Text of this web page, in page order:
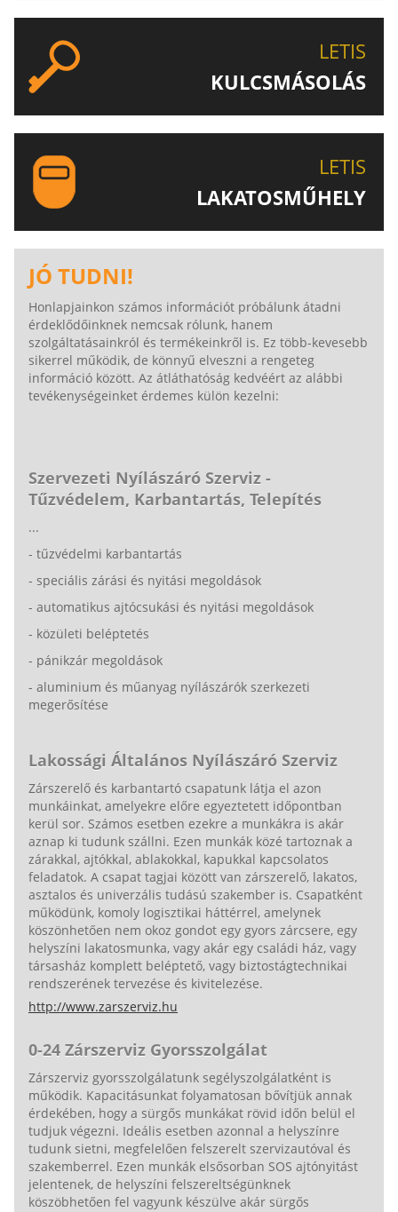
LETIS
KULCSMÁSOLÁS
LETIS
LAKATOSMŰHELY
JÓ TUDNI!
Honlapjainkon számos információt próbálunk átadni
érdeklődőinknek nemcsak rólunk, hanem
szolgáltatásainkról és termékeinkről is. Ez több-kevesebb
sikerrel működik, de könnyű elveszni a rengeteg
információ között. Az átláthatóság kedvéért az alábbi
tevékenységeinket érdemes külön kezelni:
Szervezeti Nyílászáró Szerviz -
Tűzvédelem, Karbantartás, Telepítés
...
- tűzvédelmi karbantartás
- speciális zárási és nyitási megoldások
- automatikus ajtócsukási és nyitási megoldások
- közületi beléptetés
- pánikzár megoldások
- aluminium és műanyag nyílászárók szerkezeti
megerősítése
Lakossági Általános Nyílászáró Szerviz
Zárszerelő és karbantartó csapatunk látja el azon
munkáinkat, amelyekre előre egyeztetett időpontban
kerül sor. Számos esetben ezekre a munkákra is akár
aznap ki tudunk szállni. Ezen munkák közé tartoznak a
zárakkal, ajtókkal, ablakokkal, kapukkal kapcsolatos
feladatok. A csapat tagjai között van zárszerelő, lakatos,
asztalos és univerzális tudású szakember is. Csapatként
működünk, komoly logisztikai háttérrel, amelynek
köszönhetően nem okoz gondot egy gyors zárcsere, egy
helyszíni lakatosmunka, vagy akár egy családi ház, vagy
társasház komplett beléptető, vagy biztostágtechnikai
rendszerének tervezése és kivitelezése.
http://www.zarszerviz.hu
0-24 Zárszerviz Gyorsszolgálat
Zárszerviz gyorsszolgálatunk segélyszolgálatként is
működik. Kapacitásunkat folyamatosan bővítjük annak
érdekében, hogy a sürgős munkákat rövid időn belül el
tudjuk végezni. Ideális esetben azonnal a helyszínre
tudunk sietni, megfelelően felszerelt szervizautóval és
szakemberrel. Ezen munkák elsősorban SOS ajtónyitást
jelentenek, de helyszíni felszereltségünknek
köszöbhetően fel vagyunk készülve akár sürgős